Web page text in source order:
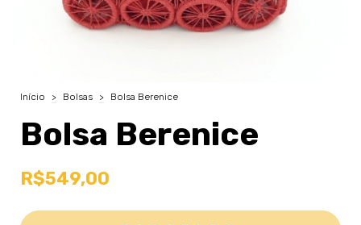
Início > Bolsas > Bolsa Berenice
Bolsa Berenice
R$549,00